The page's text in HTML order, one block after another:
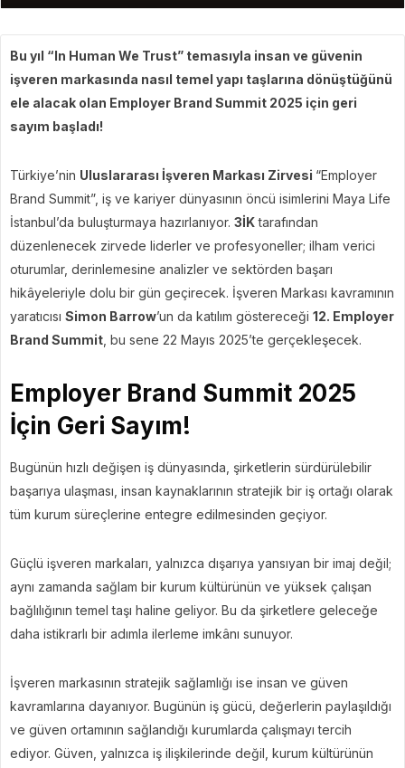
Bu yıl “In Human We Trust” temasıyla insan ve güvenin
işveren markasında nasıl temel yapı taşlarına dönüştüğünü
ele alacak olan Employer Brand Summit 2025 için geri
sayım başladı!
Türkiye’nin Uluslararası İşveren Markası Zirvesi “Employer
Brand Summit”, iş ve kariyer dünyasının öncü isimlerini Maya Life
İstanbul’da buluşturmaya hazırlanıyor. 3İKtarafından
düzenlenecek zirvede liderler ve profesyoneller; ilham verici
oturumlar, derinlemesine analizler ve sektörden başarı
hikâyeleriyle dolu bir gün geçirecek. İşveren Markası kavramının
yaratıcısı Simon Barrow’un da katılım göstereceği 12. Employer
Brand Summit , bu sene 22 Mayıs 2025’te gerçekleşecek.
Employer Brand Summit 2025
İçin Geri Sayım!
Bugünün hızlı değişen iş dünyasında, şirketlerin sürdürülebilir
başarıya ulaşması, insan kaynaklarının stratejik bir iş ortağı olarak
tüm kurum süreçlerine entegre edilmesinden geçiyor.
Güçlü işveren markaları, yalnızca dışarıya yansıyan bir imaj değil;
aynı zamanda sağlam bir kurum kültürünün ve yüksek çalışan
bağlılığının temel taşı haline geliyor. Bu da şirketlere geleceğe
daha istikrarlı bir adımla ilerleme imkânı sunuyor.
İşveren markasının stratejik sağlamlığı ise insan ve güven
kavramlarına dayanıyor. Bugünün iş gücü, değerlerin paylaşıldığı
ve güven ortamının sağlandığı kurumlarda çalışmayı tercih
ediyor. Güven, yalnızca iş ilişkilerinde değil, kurum kültürünün